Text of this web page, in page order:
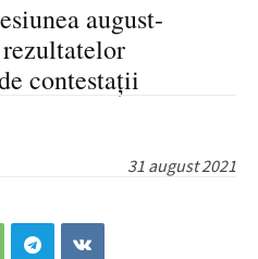
august-
contestații
31 august 2021